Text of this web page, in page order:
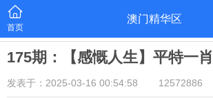
首页
澳门精华区
175期：【感慨人生】平特一肖
发表于：2025-03-16 00:54:58 12572886